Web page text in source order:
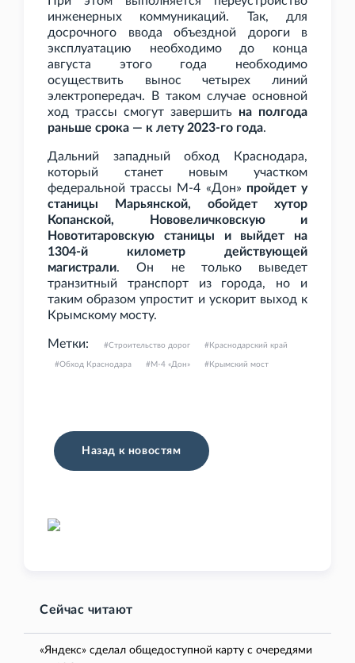
инженерных коммуникаций. Так, для
досрочного ввода объездной дороги в
эксплуатацию необходимо до конца
августа этого года необходимо
осуществить вынос четырех линий
электропередач. В таком случае основной
ход трассы смогут завершить на полгода
раньше срока — к лету 2023-го года.
Дальний западный обход Краснодара,
который станет новым участком
федеральной трассы М-4 «Дон» пройдет у
станицы Марьянской, обойдет хутор
Копанской, Нововеличковскую и
Новотитаровскую станицы и выйдет на
1304-й километр действующей
магистрали. Он не только выведет
транзитный транспорт из города, но и
таким образом упростит и ускорит выход к
Крымскому мосту.
Метки: Строительство дорог Краснодарский край
Обход Краснодара М-4 «Дон» Крымский мост
Назад к новостям
Сейчас читают
«Яндекс» сделал общедоступной карту с очередями